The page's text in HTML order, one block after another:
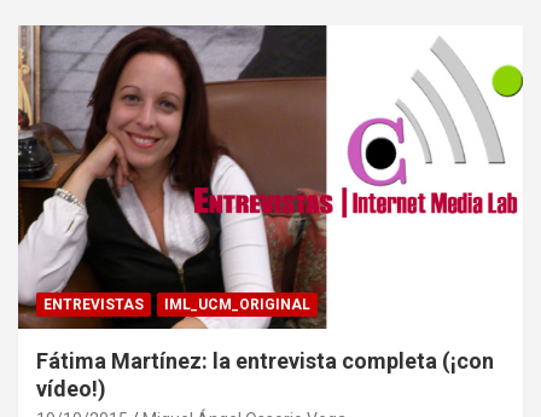
ENTREVISTAS IML_UCM_ORIGINAL
Fátima Martínez: la entrevista completa (¡con
vídeo!)